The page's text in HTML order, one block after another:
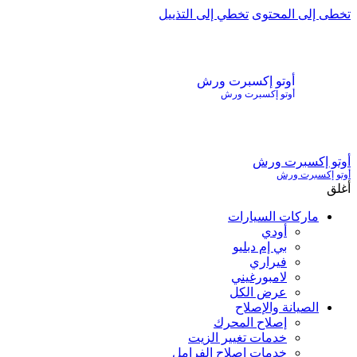
تخطى إلى المحتوى تخطي إلى التذييل
أوتو إكسبرت ورش
أوتو إكسبرت ورش
أوتو إكسبرت ورش
أوتو إكسبرت ورش
أغلق
ماركات السيارات
أودي
بي إم دبليو
فيراري
لامبورغيني
عرض الكل
الصيانة والإصلاح
إصلاح المحرك
خدمات تغيير الزيت
خدمات إصلاح الفرامل